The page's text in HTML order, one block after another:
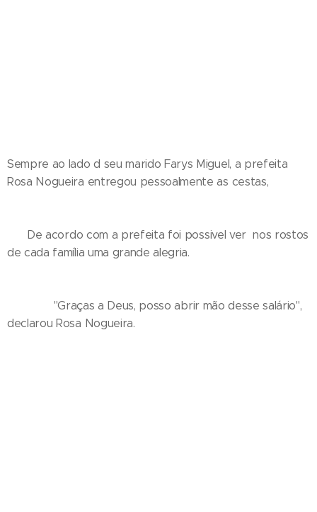
Sempre ao lado d seu marido Farys Miguel, a prefeita
Rosa Nogueira entregou pessoalmente as cestas,
De acordo com a prefeita foi possivel ver nos rostos
de cada família uma grande alegria.
"Graças a Deus, posso abrir mão desse salário",
declarou Rosa Nogueira.